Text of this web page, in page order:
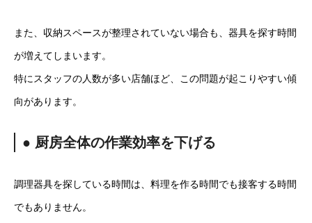
また、収納スペースが整理されていない場合も、器具を探す時間
が増えてしまいます。
特にスタッフの人数が多い店舗ほど、この問題が起こりやすい傾
向があります。
● 厨房全体の作業効率を下げる
調理器具を探している時間は、料理を作る時間でも接客する時間
でもありません。